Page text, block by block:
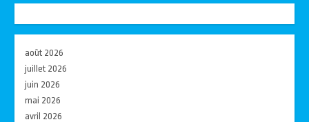
août 2026
juillet 2026
juin 2026
mai 2026
avril 2026